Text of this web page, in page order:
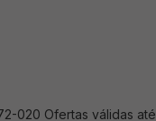
020 Ofertas válidas até